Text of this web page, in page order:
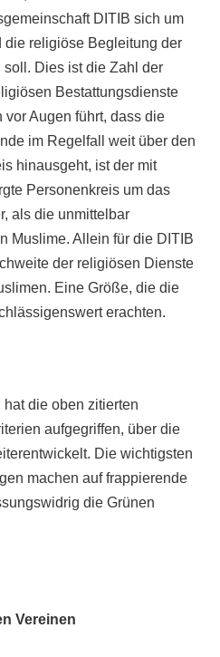
DITIB sich um
die religiöse Begleitung der
Dies ist die Zahl der
Bestattungsdienste
Augen führt, dass die
im Regelfall weit über den
hinausgeht, ist der mit
Personenkreis um das
als die unmittelbar
Muslime. Allein für die DITIB
der religiösen Dienste
Eine Größe, die die
erachten.
die oben zitierten
aufgegriffen, über die
Die wichtigsten
machen auf frappierende
die Grünen
Vereinen